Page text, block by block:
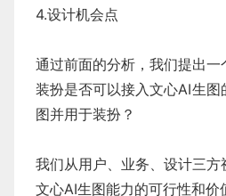
4.设计机会点
通过前面的分析，我们提出一
装扮是否可以接入文心AI生
图并用于装扮？
我们从用户、业务、设计三方
文心AI生图能力的可行性和价